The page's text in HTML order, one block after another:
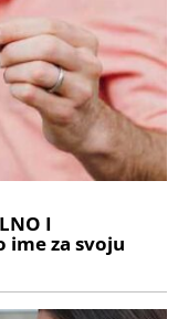
I
ime za svoju